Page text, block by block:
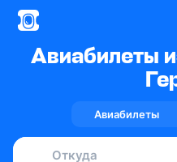
Авиабилеты
Авиабилеты